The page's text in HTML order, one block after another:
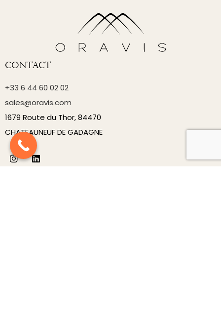
Contact
+33 6 44 60 02 02
sales@oravis.com
1679 Route du Thor, 84470
CHATEAUNEUF DE GADAGNE